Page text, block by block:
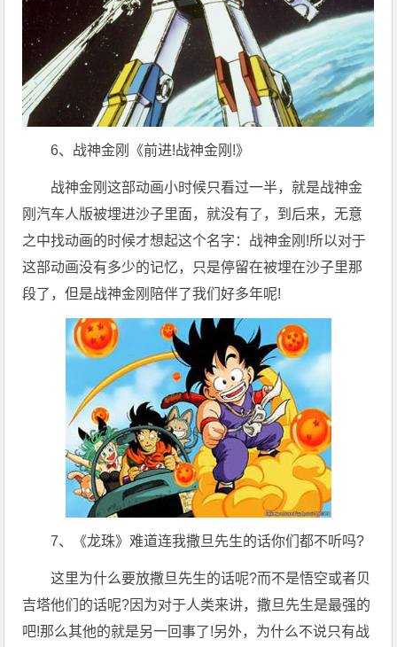
6、战神金刚《前进!战神金刚!》
战神金刚这部动画小时候只看过一半，就是战神金
刚汽车人版被埋进沙子里面，就没有了，到后来，无意
之中找动画的时候才想起这个名字：战神金刚!所以对于
这部动画没有多少的记忆，只是停留在被埋在沙子里那
段了，但是战神金刚陪伴了我们好多年呢!
7、《龙珠》难道连我撒旦先生的话你们都不听吗?
这里为什么要放撒旦先生的话呢?而不是悟空或者贝
吉塔他们的话呢?因为对于人类来讲，撒旦先生是最强的
吧!那么其他的就是另一回事了!另外，为什么不说只有战